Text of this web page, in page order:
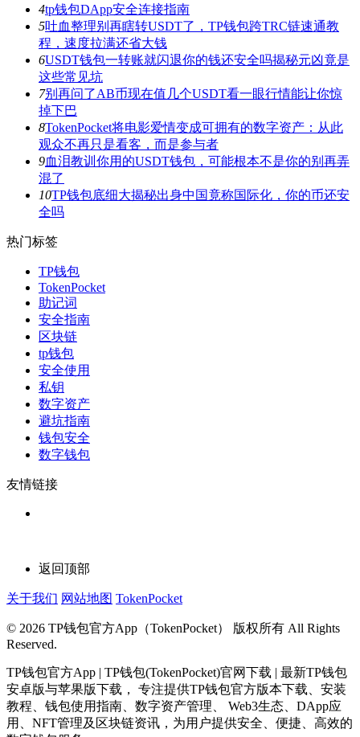
4tp钱包DApp安全连接指南
5吐血整理别再瞎转USDT了，TP钱包跨TRC链速通教
程，速度拉满还省大钱
6USDT钱包一转账就闪退你的钱还安全吗揭秘元凶竟是
这些常见坑
7别再问了AB币现在值几个USDT看一眼行情能让你惊
掉下巴
8TokenPocket将电影爱情变成可拥有的数字资产：从此
观众不再只是看客，而是参与者
9血泪教训你用的USDT钱包，可能根本不是你的别再弄
混了
10TP钱包底细大揭秘出身中国竟称国际化，你的币还安
全吗
热门标签
TP钱包
TokenPocket
助记词
安全指南
区块链
tp钱包
安全使用
私钥
数字资产
避坑指南
钱包安全
数字钱包
友情链接
返回顶部
关于我们 网站地图 TokenPocket
© 2026 TP钱包官方App（TokenPocket） 版权所有 All Rights
Reserved.
TP钱包官方App | TP钱包(TokenPocket)官网下载 | 最新TP钱包
安卓版与苹果版下载， 专注提供TP钱包官方版本下载、安装
教程、钱包使用指南、数字资产管理、 Web3生态、DApp应
用、NFT管理及区块链资讯，为用户提供安全、便捷、高效的